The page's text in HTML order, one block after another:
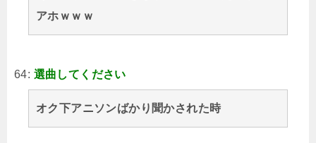
アホｗｗｗ
64: 選曲してください
オク下アニソンばかり聞かされた時